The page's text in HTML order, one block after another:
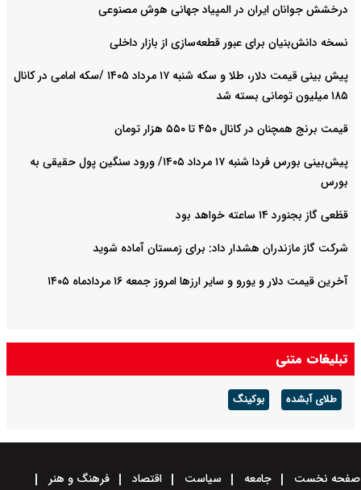
درخشش جوانان ایران در المپیاد جهانی هوش مصنوعی
نسخه دانش‌بنیان برای عبور قطعه‌سازی از بازار داخلی
پیش ‌بینی قیمت دلار، طلا و سکه شنبه ۱۷ مرداد ۱۴۰۵ /سکه امامی در کانال
۱۸۵ میلیون تومانی بسته شد
قیمت برنج همچنان در کانال ۴۵۰ تا ۵۵۰ هزار تومان
پیش‌بینی بورس فردا شنبه ۱۷ مرداد ۱۴۰۵/ ورود سنگین پول حقیقی به
بورس
قظعی گاز بجنورد ۱۴ ساعته خواهد بود
شرکت گاز مازندران هشدار داد: برای زمستان آماده شوید
آخرین قیمت دلار و یورو و سایر ارزها امروز جمعه ۱۶ مردادماه ۱۴۰۵
تبلیغات متنی
طلای آبشده بوکینگ
صفحه نخست جامعه سیاست اقتصاد فرهنگ و هنر